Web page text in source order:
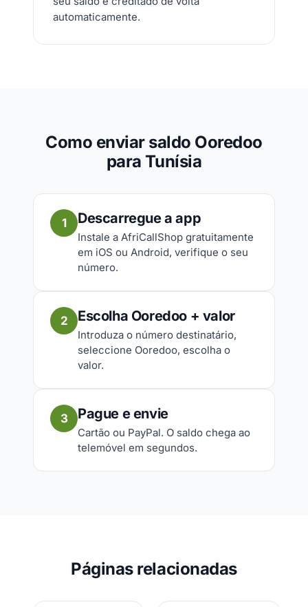
automaticamente.
Como enviar saldo Ooredoo
para Tunísia
1 Descarregue a app
Instale a AfriCallShop gratuitamente
em iOS ou Android, verifique o seu
número.
2 Escolha Ooredoo + valor
Introduza o número destinatário,
seleccione Ooredoo, escolha o
valor.
3 Pague e envie
Cartão ou PayPal. O saldo chega ao
telemóvel em segundos.
Páginas relacionadas